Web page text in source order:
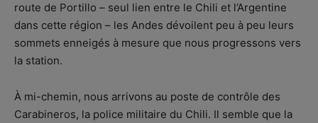
route de Portillo – seul lien entre le Chili et l’Argentine
dans cette région – les Andes dévoilent peu à peu leurs
sommets enneigés à mesure que nous progressons vers
la station.
À mi-chemin, nous arrivons au poste de contrôle des
Carabineros, la police militaire du Chili. Il semble que la